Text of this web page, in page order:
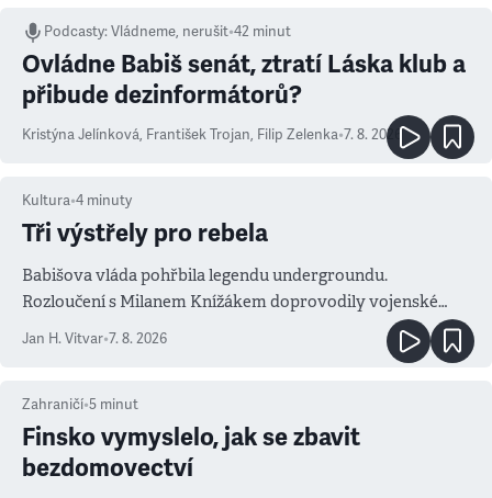
Podcasty:Vládneme, nerušit•42 minut
Ovládne Babiš senát, ztratí Láska klub a
přibude dezinformátorů?
Kristýna Jelínková, František Trojan, Filip Zelenka•7. 8. 2026
Kultura•4 minuty
Tři výstřely pro rebela
Babišova vláda pohřbila legendu undergroundu.
Rozloučení s Milanem Knížákem doprovodily vojenské
salvy i kritika pokrokářů
Jan H. Vitvar•7. 8. 2026
Zahraničí•5 minut
Finsko vymyslelo, jak se zbavit
bezdomovectví